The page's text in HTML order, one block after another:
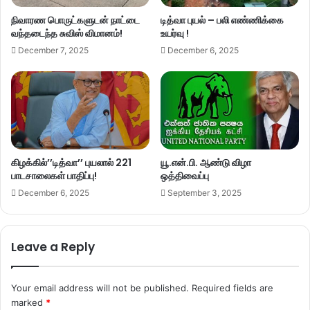
நிவாரண பொருட்களுடன் நாட்டை
வந்தடைந்த சுவிஸ் விமானம்!
December 7, 2025
டித்வா புயல் – பலி எண்ணிக்கை
உயர்வு !
December 6, 2025
கிழக்கில்’’டித்வா’’ புயலால் 221
பாடசாலைகள் பாதிப்பு!
December 6, 2025
யூ.என்.பி. ஆண்டு விழா
ஒத்திவைப்பு
September 3, 2025
Leave a Reply
Your email address will not be published. Required fields are
marked *